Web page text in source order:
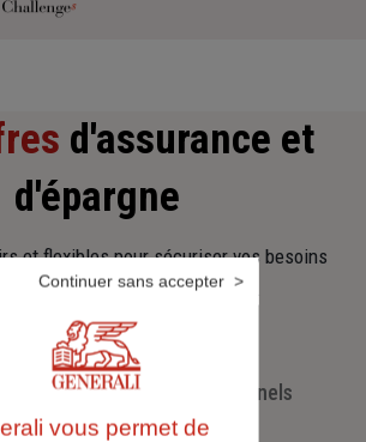
d'assurance et
d'épargne
et flexibles pour sécuriser vos besoins
et anticiper ceux de demain.
Pour les professionnels
vous permet de
Continuer sans accepter